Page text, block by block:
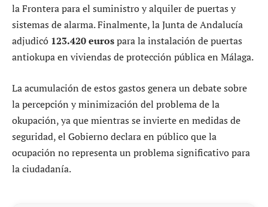
la Frontera para el suministro y alquiler de puertas y
sistemas de alarma. Finalmente, la Junta de Andalucía
adjudicó 123.420 eurospara la instalación de puertas
antiokupa en viviendas de protección pública en Málaga.
La acumulación de estos gastos genera un debate sobre
la percepción y minimización del problema de la
okupación, ya que mientras se invierte en medidas de
seguridad, el Gobierno declara en público que la
ocupación no representa un problema significativo para
la ciudadanía.